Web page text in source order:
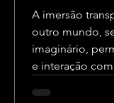
A imersão
outro mundo,
imaginário,
e interação